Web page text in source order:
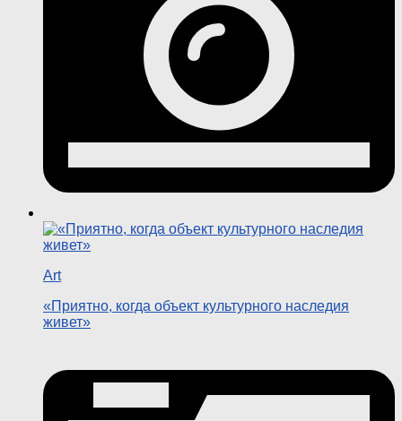
Art
«Приятно, когда объект культурного наследия
живет»